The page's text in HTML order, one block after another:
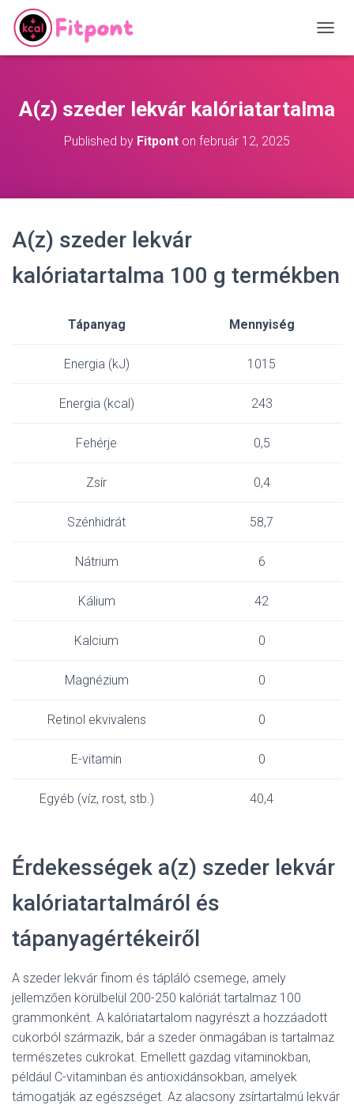
O
E
A(z) szeder lekvár kalóriatartalma
Published by Fitpont on február 12, 2025
A(z) szeder lekvár
kalóriatartalma 100 g termékben
Tápanyag Mennyiség
Energia (kJ) 1015
Energia (kcal) 243
Fehérje 0,5
Zsír 0,4
Szénhidrát 58,7
Nátrium 6
Kálium 42
Kalcium 0
Magnézium 0
Retinol ekvivalens 0
E-vitamin 0
Egyéb (víz, rost, stb.) 40,4
Érdekességek a(z) szeder lekvár
kalóriatartalmáról és
tápanyagértékeiről
A szeder lekvár finom és tápláló csemege, amely
jellemzően körülbelül 200-250 kalóriát tartalmaz 100
grammonként. A kalóriatartalom nagyrészt a hozzáadott
cukorból származik, bár a szeder önmagában is tartalmaz
természetes cukrokat. Emellett gazdag vitaminokban,
például C-vitaminban és antioxidánsokban, amelyek
támogatják az egészséget. Az alacsony zsírtartalmú lekvár